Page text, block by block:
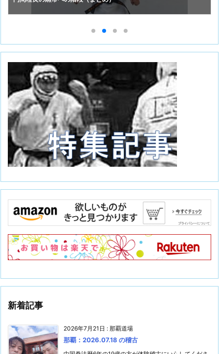
新着記事
2026年7月21日 : 那覇道場
那覇：2026.07.18 の稽古